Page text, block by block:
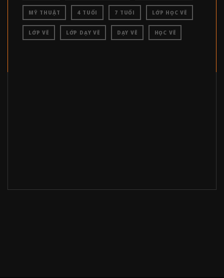
MỸ THUẬT 4 TUỔI 7 TUỔI LỚP HỌC VẼ
LỚP VẼ LỚP DẠY VẼ DẠY VẼ HỌC VẼ